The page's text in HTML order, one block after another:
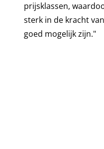
prijsklassen,
sterk in de kracht
goed mogelijk zijn."